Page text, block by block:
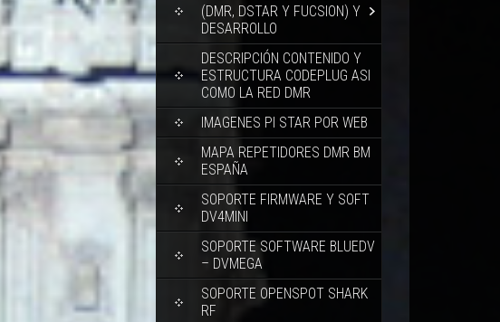
(DMR, DSTAR Y FUCSION) Y
DESARROLLO
DESCRIPCIÓN CONTENIDO Y
ESTRUCTURA CODEPLUG ASI
COMO LA RED DMR
IMAGENES PI STAR POR WEB
MAPA REPETIDORES DMR BM
ESPAÑA
SOPORTE FIRMWARE Y SOFT
DV4MINI
SOPORTE SOFTWARE BLUEDV
– DVMEGA
SOPORTE OPENSPOT SHARK
RF